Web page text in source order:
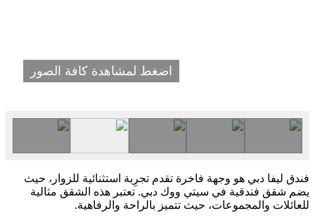
اضغط لمشاهدة كافة الصور
فندق ليفا دبي هو وجهة فاخرة تقدم تجرِبة استثنائية للزوار، حيث
يضم شقق فندقية في سيتي ووك دبي. تعتبر هذه الشقق مثالية
للعائلات والمجموعات، حيث تتميز بالراحة والرفاهية.